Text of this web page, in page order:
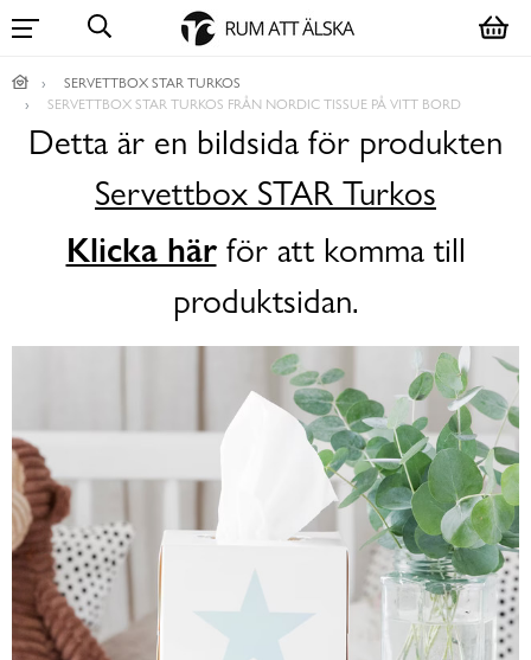
SERVETTBOX STAR TURKOS
SERVETTBOX STAR TURKOS FRÅN NORDIC TISSUE PÅ VITT BORD
Detta är en bildsida för produkten
Servettbox STAR Turkos
Klicka härför att komma till
produktsidan.